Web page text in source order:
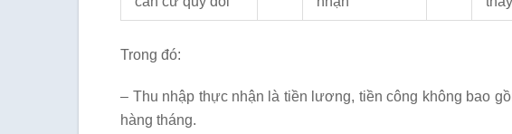
Trong đó:
– Thu nhập thực nhận là tiền lương, tiền công không bao
hàng tháng.